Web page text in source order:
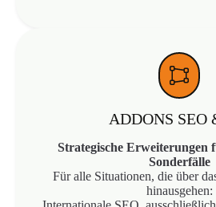
ADDONS SEO
Strategische Erweiterungen
Sonderfälle
Für alle Situationen, die über
hinausgehen: